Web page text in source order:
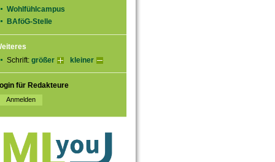
Wohlfühlcampus
BAföG-Stelle
Schrift: größer kleiner
für Redakteure